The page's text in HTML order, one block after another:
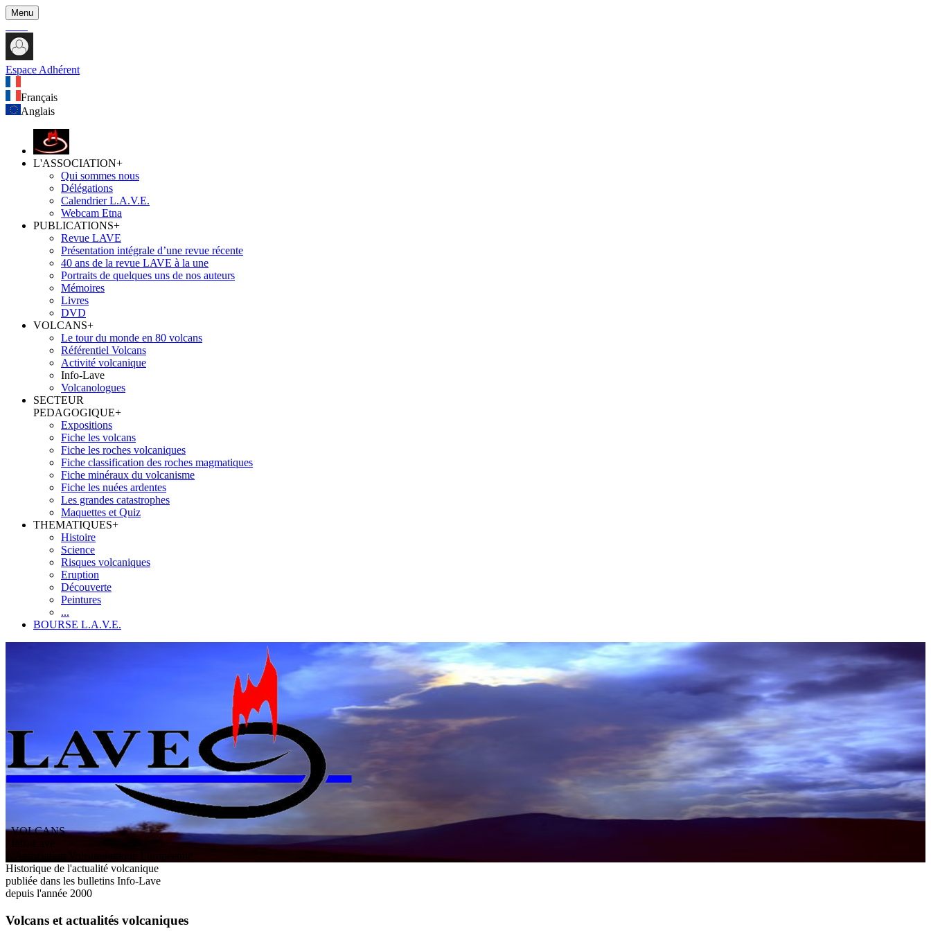
Menu
Espace Adhérent
Français
Anglais
L'ASSOCIATION+
Qui sommes nous
Délégations
Calendrier L.A.V.E.
Webcam Etna
PUBLICATIONS+
Revue LAVE
Présentation intégrale d’une revue récente
40 ans de la revue LAVE à la une
Portraits de quelques uns de nos auteurs
Mémoires
Livres
DVD
VOLCANS+
Le tour du monde en 80 volcans
Référentiel Volcans
Activité volcanique
Info-Lave
Volcanologues
SECTEUR
PEDAGOGIQUE+
Expositions
Fiche les volcans
Fiche les roches volcaniques
Fiche classification des roches magmatiques
Fiche minéraux du volcanisme
Fiche les nuées ardentes
Les grandes catastrophes
Maquettes et Quiz
THEMATIQUES+
Histoire
Science
Risques volcaniques
Eruption
Découverte
Peintures
...
BOURSE L.A.V.E.
VOLCANS
olcanologique
Historique de l'actualité volcanique
publiée dans les bulletins Info-Lave
depuis l'année 2000
Volcans et actualités volcaniques